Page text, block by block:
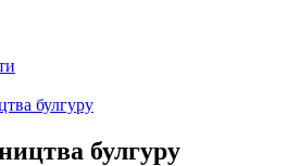
булгуру
булгуру